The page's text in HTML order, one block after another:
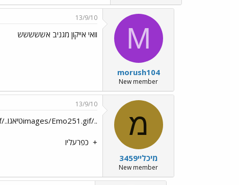
M
morush104
New member
13/9/10
וואי אייקון מגניב אששששש
מ
מיכליי3459
New member
13/9/10
../images/Emo251.gifטיאגו../images/Emo168.gif../images/Emo251.gif
+ כפרעליו